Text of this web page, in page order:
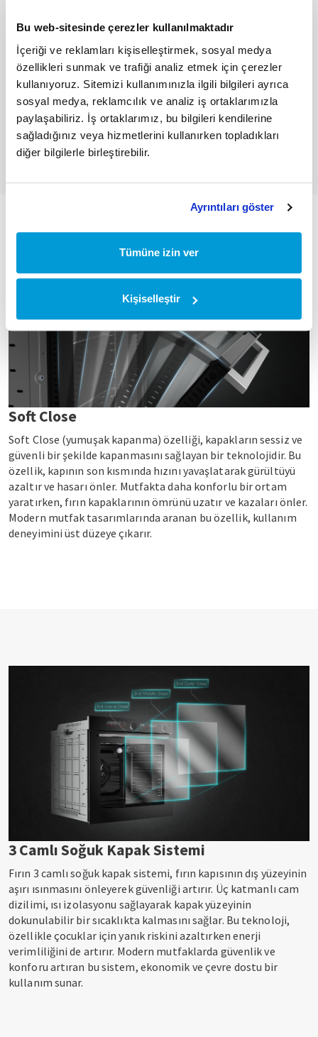
Bu web-sitesinde çerezler kullanılmaktadır
İçeriği ve reklamları kişiselleştirmek, sosyal medya
özellikleri sunmak ve trafiği analiz etmek için çerezler
kullanıyoruz. Sitemizi kullanımınızla ilgili bilgileri ayrıca
sosyal medya, reklamcılık ve analiz iş ortaklarımızla
paylaşabiliriz. İş ortaklarımız, bu bilgileri kendilerine
sağladığınız veya hizmetlerini kullanırken topladıkları
diğer bilgilerle birleştirebilir.
Ayrıntıları göster
Tümüne izin ver
Kişiselleştir
Yüksek Hacimli İç Kazan
Büyük hacimli iç kazan, bir seferde daha fazla miktarda
yiyecek hazırlamanıza olanak tanır. Özellikle kalabalık
aileler veya özel etkinlikler için idealdir. Bu, yemek hazırlama
sürecini daha verimli hale getirir ve birden fazla yemek veya
büyük parçaları aynı anda pişirme imkanı sunar.
Soft Close
Soft Close (yumuşak kapanma) özelliği, kapakların sessiz ve
güvenli bir şekilde kapanmasını sağlayan bir teknolojidir. Bu
özellik, kapının son kısmında hızını yavaşlatarak gürültüyü
azaltır ve hasarı önler. Mutfakta daha konforlu bir ortam
yaratırken, fırın kapaklarının ömrünü uzatır ve kazaları önler.
Modern mutfak tasarımlarında aranan bu özellik, kullanım
deneyimini üst düzeye çıkarır.
3 Camlı Soğuk Kapak Sistemi
Fırın 3 camlı soğuk kapak sistemi, fırın kapısının dış yüzeyinin
aşırı ısınmasını önleyerek güvenliği artırır. Üç katmanlı cam
dizilimi, ısı izolasyonu sağlayarak kapak yüzeyinin
dokunulabilir bir sıcaklıkta kalmasını sağlar. Bu teknoloji,
özellikle çocuklar için yanık riskini azaltırken enerji
verimliliğini de artırır. Modern mutfaklarda güvenlik ve
konforu artıran bu sistem, ekonomik ve çevre dostu bir
kullanım sunar.